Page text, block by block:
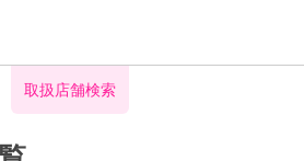
取扱店舗検索